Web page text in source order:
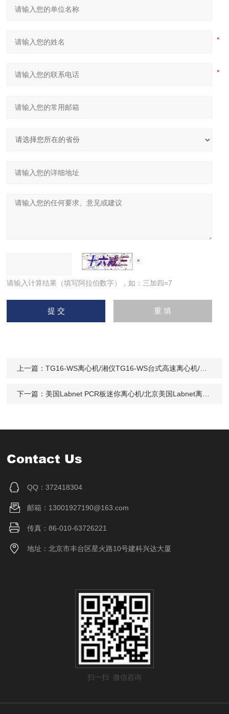
请输入计算结果（填写阿拉伯数字），如：三加四=7
上一篇：TG16-WS离心机/湘仪TG16-WS台式高速离心机/湘仪离心机北京理
下一篇： 美国Labnet PCR板迷你离心机/北京美国Labnet离心机价格/美国Labnet一级代理商
Contact Us
QQ：372418304
邮箱：13001927190@163.com
传真：86-010-63726221
地址：北京市丰台区星火路10号建科兴达大厦
扫一扫 微信咨询